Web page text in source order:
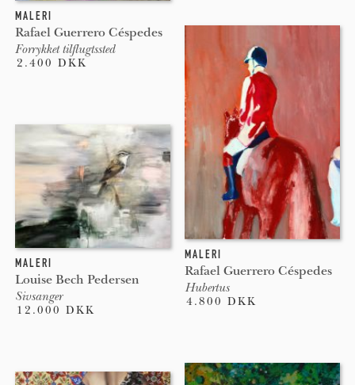
MALERI
Rafael Guerrero Céspedes
Forrykket tilflugtssted
2.400 DKK
MALERI
Louise Bech Pedersen
Sivsanger
12.000 DKK
MALERI
Rafael Guerrero Céspedes
Hubertus
4.800 DKK